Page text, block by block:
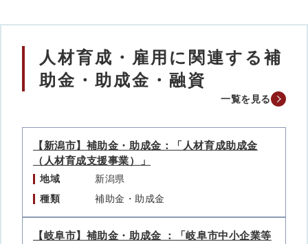
人材育成・雇用に関連する補
助金・助成金・融資
一覧を見る
【新潟市】補助金・助成金：「人材育成助成金
（人材育成支援事業）」
地域
新潟県
種類
補助金・助成金
【岐阜市】補助金・助成金 ：「岐阜市中小企業等